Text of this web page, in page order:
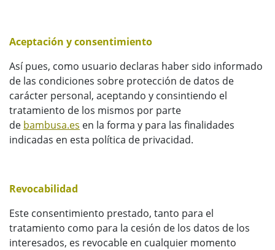
Aceptación y consentimiento
Así pues, como usuario declaras haber sido informado
de las condiciones sobre protección de datos de
carácter personal, aceptando y consintiendo el
tratamiento de los mismos por parte
de bambusa.es en la forma y para las finalidades
indicadas en esta política de privacidad.
Revocabilidad
Este consentimiento prestado, tanto para el
tratamiento como para la cesión de los datos de los
interesados, es revocable en cualquier momento